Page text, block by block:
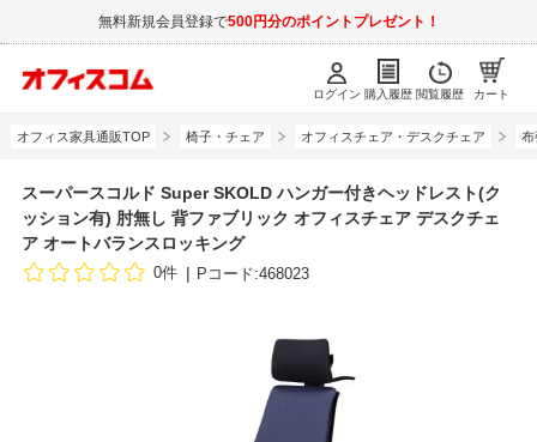
無料新規会員登録で500円分のポイントプレゼント！
ログイン 購入履歴 閲覧履歴 カート
オフィス家具通販TOP 椅子・チェア オフィスチェア・デスクチェア 布
スーパースコルド Super SKOLD ハンガー付きヘッドレスト(ク
ッション有) 肘無し 背ファブリック オフィスチェア デスクチェ
ア オートバランスロッキング
0件 Pコード:468023